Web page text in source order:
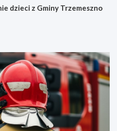
dzieci z Gminy Trzemeszno